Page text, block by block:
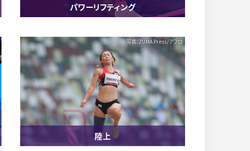
パワーリフティング
写真：ZUMA Press/アフロ
陸上